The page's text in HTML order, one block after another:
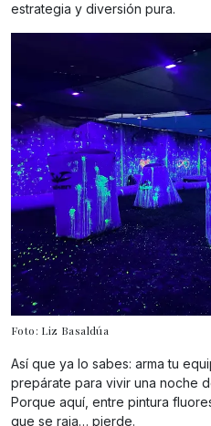
estrategia y diversión pura.
Foto: Liz Basaldúa
Así que ya lo sabes: arma tu
prepárate para vivir una noche
Porque aquí, entre pintura
que se raja… pierde.